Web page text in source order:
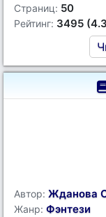
Страниц: 50
Рейтинг: 3495
Автор: Жданова
Жанр: Фэнтези